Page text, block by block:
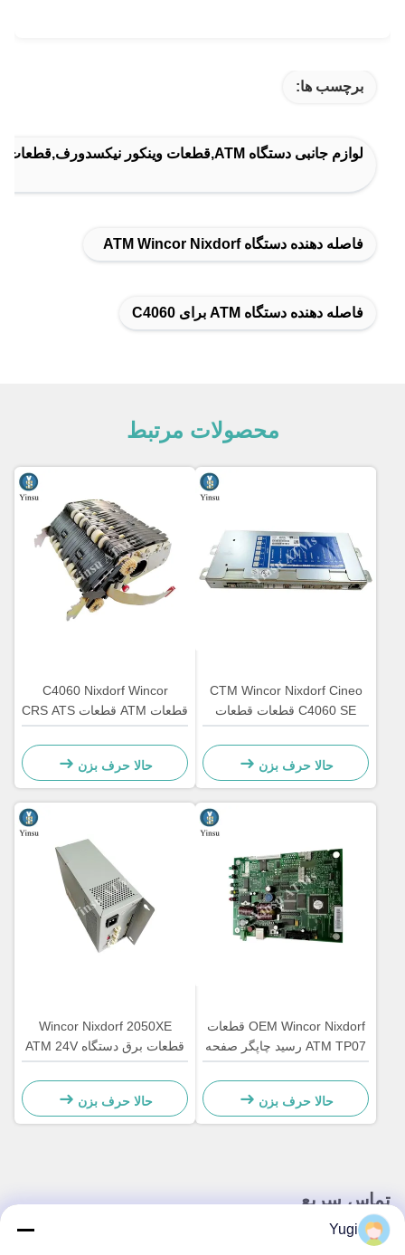
برچسب ها:
لوازم جانبی دستگاه ATM,قطعات وینکور نیکسدورف,قطعات Diebold
فاصله دهنده دستگاه ATM Wincor Nixdorf
فاصله دهنده دستگاه ATM برای C4060
محصولات مرتبط
CTM Wincor Nixdorf Cineo
C4060 SE قطعات قطعات
قطعات قطعات قطعات قطعات
قطعات قطعات قطعات قطعات
قطعات قطعات قطعات قطعات
حالا حرف بزن
C4060 Nixdorf Wincor
قطعات ATM قطعات CRS ATS
واحد متمرکز AU ماژول
1750134478
حالا حرف بزن
OEM Wincor Nixdorf قطعات
ATM TP07 رسید چاپگر صفحه
اصلی کنترل کننده PCB
01750063547
حالا حرف بزن
Wincor Nixdorf 2050XE
قطعات برق دستگاه ATM 24V
01750069162 1750069162
حالا حرف بزن
تماس سریع
آدرس
Yugi